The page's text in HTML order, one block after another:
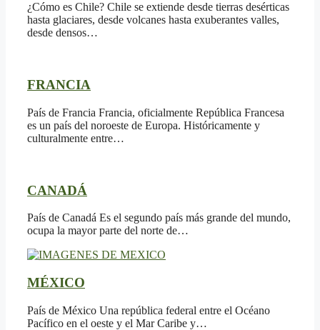
¿Cómo es Chile? Chile se extiende desde tierras desérticas
hasta glaciares, desde volcanes hasta exuberantes valles,
desde densos…
FRANCIA
País de Francia Francia, oficialmente República Francesa
es un país del noroeste de Europa. Históricamente y
culturalmente entre…
CANADÁ
País de Canadá Es el segundo país más grande del mundo,
ocupa la mayor parte del norte de…
MÉXICO
País de México Una república federal entre el Océano
Pacífico en el oeste y el Mar Caribe y…